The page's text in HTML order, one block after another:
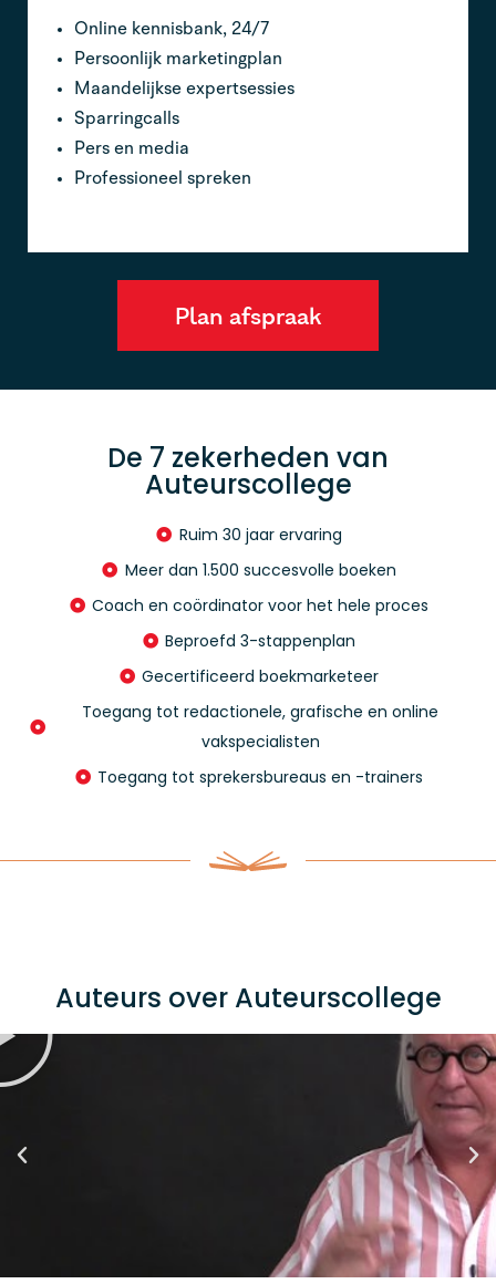
Online kennisbank, 24/7
Persoonlijk marketingplan
Maandelijkse expertsessies
Sparringcalls
Pers en media
Professioneel spreken
Plan afspraak
De 7 zekerheden van
Auteurscollege
Ruim 30 jaar ervaring
Meer dan 1.500 succesvolle boeken
Coach en coördinator voor het hele proces
Beproefd 3-stappenplan
Gecertificeerd boekmarketeer
Toegang tot redactionele, grafische en online
vakspecialisten
Toegang tot sprekersbureaus en -trainers
Auteurs over Auteurscollege